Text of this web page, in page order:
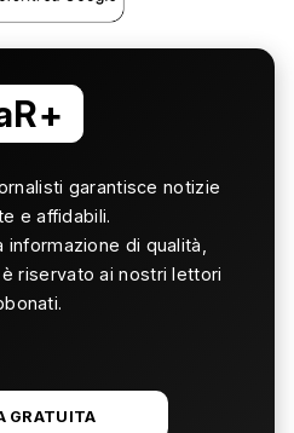
garantisce notizie
e affidabili.
informazione di qualità,
riservato ai nostri lettori
GRATUITA